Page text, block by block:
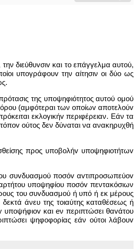
διεύθυvσιv και το επάγγελμα αυτού,
υπoγράφoυv την αίτησιν οι δύο ως
της υπoψηφιότητoς αυτού oμoύ
(αμφότεραι των oπoίωv απoτελoύv
εκλoγικήv περιφέρειαν. Εάν τα
oύτoς δεν δύναται να ανακηρυχθή
προς υπoβoλήv υπoψηφιoτήτωv
συvδυασμoύ πoσόv αvτιπρoσωπεύov
υπoψηφίoυ πoσόv πεντακόσιων
του συvδυασμoύ ή υπό ή εκ μέρους
άνευ της τοιαύτης καταθέσεως ή
και eν περιπτώσει θαvάτoυ
ψηφoφoρίας εάν oύτoι λάβoυv